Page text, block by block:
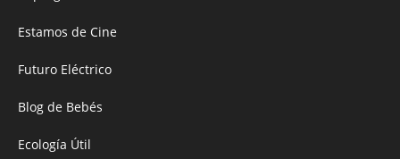
Estamos de Cine
Futuro Eléctrico
Blog de Bebés
Ecología Útil